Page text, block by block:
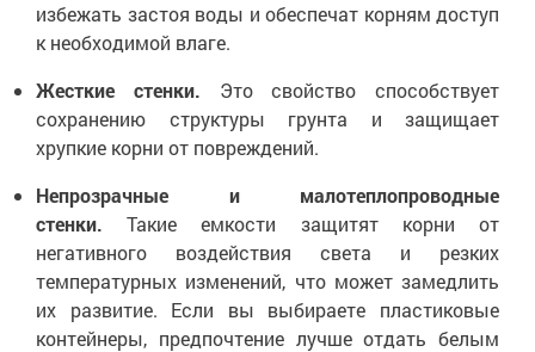
избежать застоя воды и обеспечат корням доступ
к необходимой влаге.
Жесткие стенки. Это свойство способствует
сохранению структуры грунта и защищает
хрупкие корни от повреждений.
Непрозрачные и малотеплопроводные
стенки. Такие емкости защитят корни от
негативного воздействия света и резких
температурных изменений, что может замедлить
их развитие. Если вы выбираете пластиковые
контейнеры, предпочтение лучше отдать белым